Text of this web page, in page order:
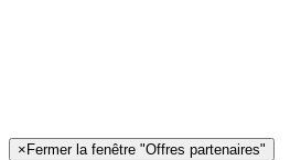
× Fermer la fenêtre "Offres partenaires"